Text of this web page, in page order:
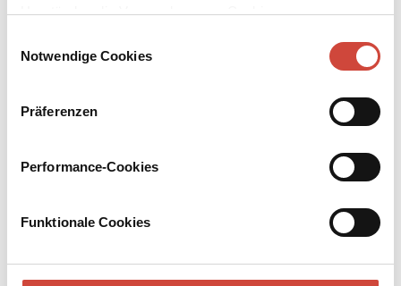
Umständen die Verwendung von Cookies von
Notwendige Cookies
Präferenzen
Performance-Cookies
Funktionale Cookies
Kaufen
»›Jeder soll zu seinem Kranze kommen‹, pflegte Anna zu sagen; sie
Einzelschicksale, sondern eine Stadt, eine ganze Epoche im Symbol
der Kränze Gestalt gewinnen. Um Annas karges Leben gruppieren
jener, denen sie mit Tannenreis, Lorbeer, Nelken und Rosen den